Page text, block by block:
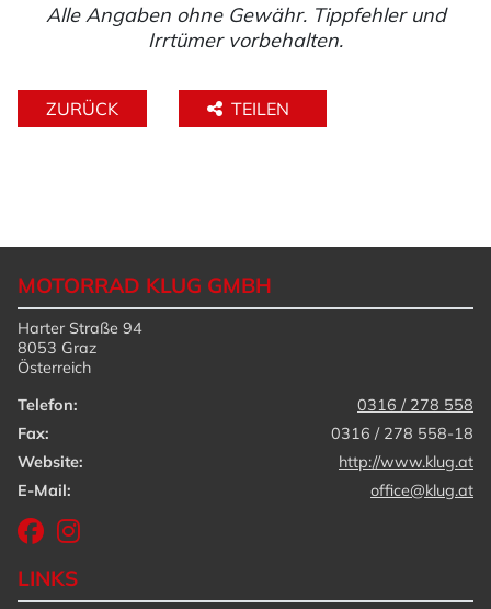
Alle Angaben ohne Gewähr. Tippfehler und
Irrtümer vorbehalten.
ZURÜCK TEILEN
MOTORRAD KLUG GMBH
Harter Straße 94
8053 Graz
Österreich
Telefon:
0316 / 278 558
Fax:
0316 / 278 558-18
Website:
http://www.klug.at
E-Mail:
office@klug.at
LINKS